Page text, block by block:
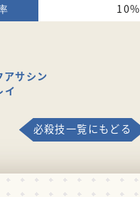
10%
アサシン
イ
必殺技一覧にもどる